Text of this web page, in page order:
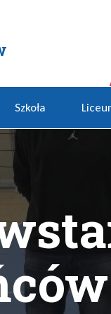
jeńców!
Szkoła